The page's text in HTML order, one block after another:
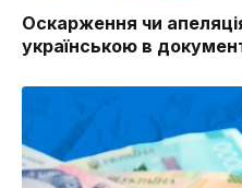
Оскарження чи
українською в